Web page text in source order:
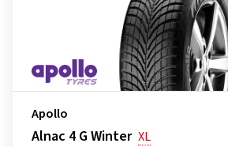
Apollo
Alnac 4 G Winter XL